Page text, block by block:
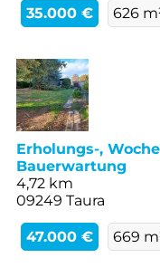
35.000 € 626
Erholungs-,
Bauerwartung
4,72 km
09249 Taura
47.000 € 669